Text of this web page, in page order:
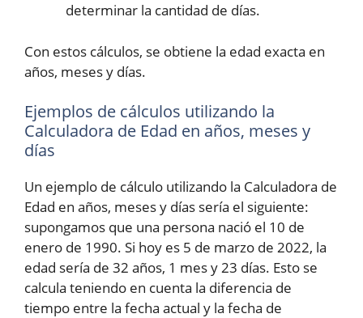
determinar la cantidad de días.
Con estos cálculos, se obtiene la edad exacta en
años, meses y días.
Ejemplos de cálculos utilizando la
Calculadora de Edad en años, meses y
días
Un ejemplo de cálculo utilizando la Calculadora de
Edad en años, meses y días sería el siguiente:
supongamos que una persona nació el 10 de
enero de 1990. Si hoy es 5 de marzo de 2022, la
edad sería de 32 años, 1 mes y 23 días. Esto se
calcula teniendo en cuenta la diferencia de
tiempo entre la fecha actual y la fecha de